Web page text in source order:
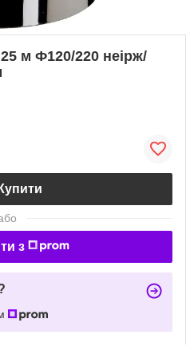
м Ф120/220 неірж/
Купити
з